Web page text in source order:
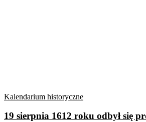
Kalendarium historyczne
19 sierpnia 1612 roku odbył się